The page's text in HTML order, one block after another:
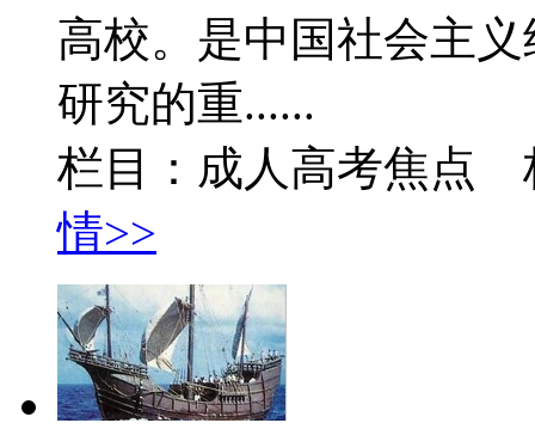
高校。是中国社会主
研究的重......
栏目：成人高考焦点
情>>